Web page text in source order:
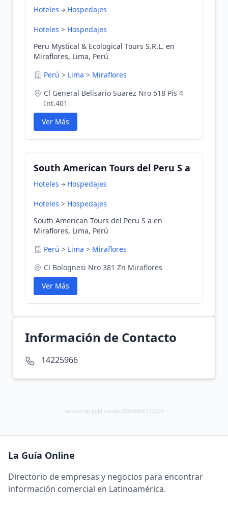
Hoteles Hospedajes
Hoteles > Hospedajes
Peru Mystical & Ecological Tours S.R.L. en
Miraflores, Lima, Perú
Perú > Lima > Miraflores
Cl General Belisario Suarez Nro 518 Pis 4
Int.401
Ver Más
South American Tours del Peru S a
Hoteles Hospedajes
Hoteles > Hospedajes
South American Tours del Peru S a en
Miraflores, Lima, Perú
Perú > Lima > Miraflores
Cl Bolognesi Nro 381 Zn Miraflores
Ver Más
Información de Contacto
14225966
versión de publicación 20260806113201
La Guía Online
Directorio de empresas y negocios para encontrar
información comercial en Latinoamérica.